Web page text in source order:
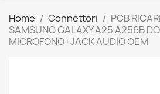
Home Connettori
PCB
SAMSUNG GALAXY A25 A256B
MICROFONO+JACK AUDIO OEM